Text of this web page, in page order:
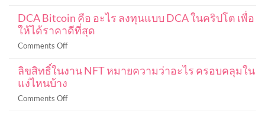
การ
เท
ปโต
ใหม่
DCA Bitcoin คือ อะไร ลงทุนแบบ DCA ในคริปโต เพื่อ
ให้ได้ราคาดีที่สุด
Comments Offon
Bitcoin
ลิขสิทธิ์ในงาน NFT หมายความว่าอะไร ครอบคลุมใน
แง่ไหนบ้าง
Comments Offon